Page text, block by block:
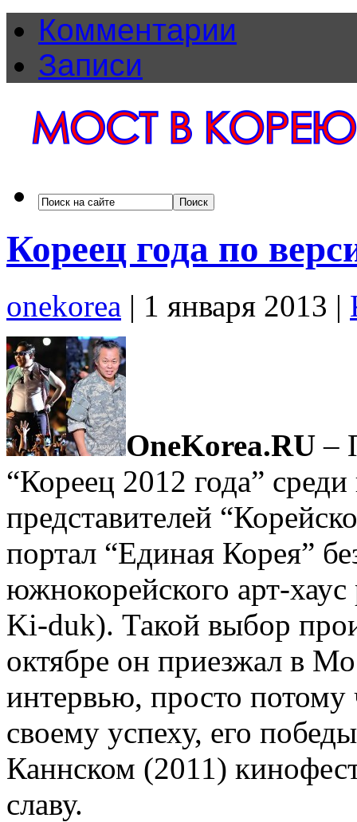
Комментарии
Записи
Кореец года по
onekorea | 1 января 2013 |
OneKorea.RU –
“Кореец 2012 года”
представителей
портал “Единая Корея”
южнокорейского арт-
Ki-duk). Такой выбор
октябре он приезжал в
интервью, просто
своему успеху, его
Каннском (2011)
славу.